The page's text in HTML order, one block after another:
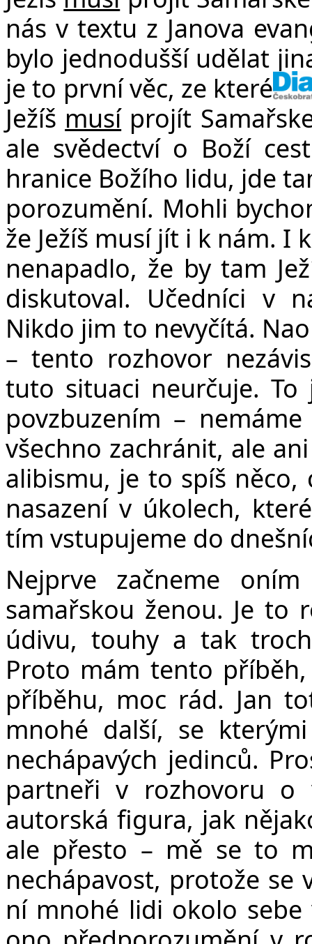
nás v textu z Janova
bylo jednodušší udělat
je to první věc, ze které
Ježíš musíprojít
ale svědectví o Boží
hranice Božího lidu, jde
porozumění. Mohli
že Ježíš musí jít i k nám. I
nenapadlo, že by tam
diskutoval. Učedníci v
Nikdo jim to nevyčítá.
– tento rozhovor
tuto situaci neurčuje.
povzbuzením –
všechno zachránit, ale
alibismu, je to spíš
nasazení v úkolech,
tím vstupujeme do
Nejprve začneme
samařskou ženou. Je to
údivu, touhy a tak
Proto mám tento příběh,
příběhu, moc rád. Jan
mnohé další, se
nechápavých jedinců.
partneři v rozhovoru
autorská figura, jak
ale přesto – mě se to
nechápavost, protože se
ní mnohé lidi okolo sebe